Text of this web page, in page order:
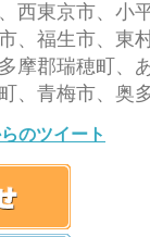
西東京市、小
、福生市、東
摩郡瑞穂町、
、青梅市、奥
のツイート